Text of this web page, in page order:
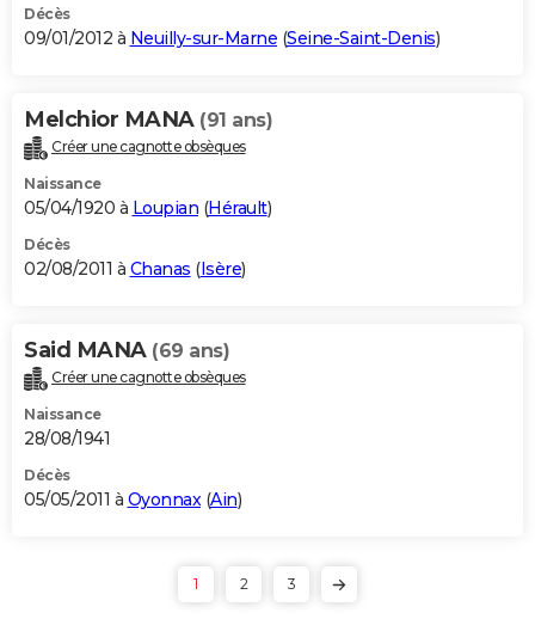
Décès
09/01/2012 à Neuilly-sur-Marne (Seine-Saint-Denis)
Melchior MANA (91 ans)
Créer une cagnotte obsèques
Naissance
05/04/1920 à Loupian (Hérault)
Décès
02/08/2011 à Chanas (Isère)
Said MANA (69 ans)
Créer une cagnotte obsèques
Naissance
28/08/1941
Décès
05/05/2011 à Oyonnax (Ain)
1 2 3